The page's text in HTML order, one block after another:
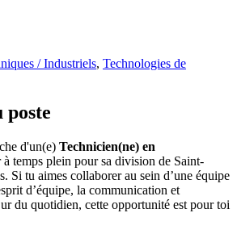
/ Industriels, Technologies de
poste
d'un(e) Technicien(ne) en
à temps plein pour sa division de Saint-
Si tu aimes collaborer au sein d’une équipe
d’équipe, la communication et
du quotidien, cette opportunité est pour toi